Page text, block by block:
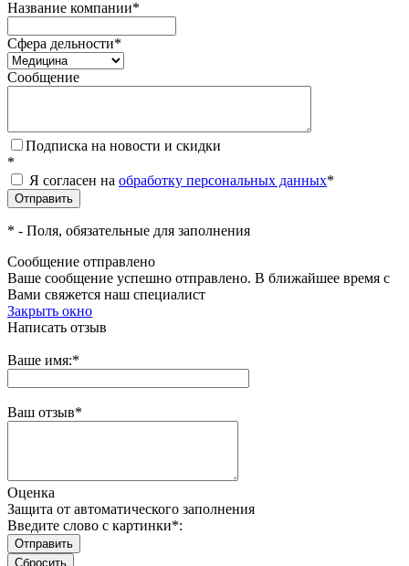
Название компании*
Сфера дельности*
Сообщение
Подписка на новости и скидки
*
Я согласен на обработку персональных данных*
* - Поля, обязательные для заполнения
Сообщение отправлено
Ваше сообщение успешно отправлено. В ближайшее время с
Вами свяжется наш специалист
Закрыть окно
Написать отзыв
Ваше имя:*
Ваш отзыв*
Оценка
Защита от автоматического заполнения
Введите слово с картинки*: